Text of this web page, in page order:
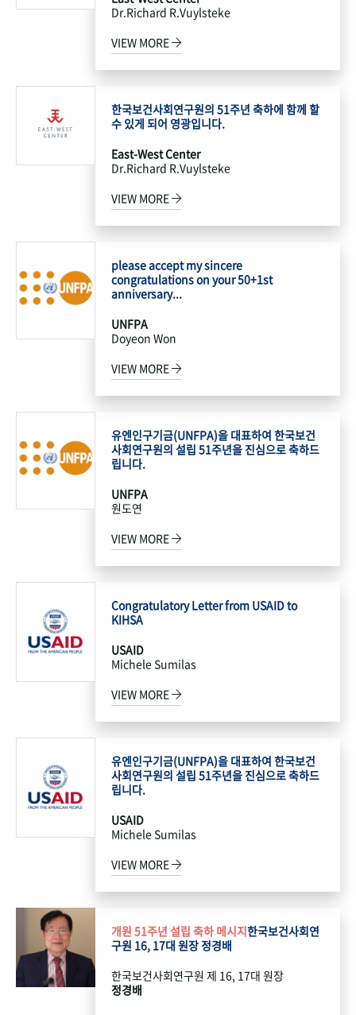
Dr.Richard R.Vuylsteke
VIEW MORE
한국보건사회연구원의 51주년 축하에 함께 할
수 있게 되어 영광입니다.
East-West Center
Dr.Richard R.Vuylsteke
VIEW MORE
please accept my sincere
congratulations on your 50+1st
anniversary...
UNFPA
Doyeon Won
VIEW MORE
유엔인구기금(UNFPA)을 대표하여 한국보건
사회연구원의 설립 51주년을 진심으로 축하드
립니다.
UNFPA
원도연
VIEW MORE
Congratulatory Letter from USAID to
KIHSA
USAID
Michele Sumilas
VIEW MORE
유엔인구기금(UNFPA)을 대표하여 한국보건
사회연구원의 설립 51주년을 진심으로 축하드
립니다.
USAID
Michele Sumilas
VIEW MORE
개원 51주년 설립 축하 메시지한국보건사회연
구원 16, 17대 원장 정경배
한국보건사회연구원 제 16, 17대 원장
정경배